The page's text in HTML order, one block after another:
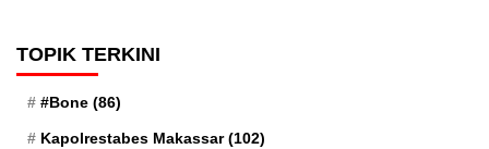
TOPIK TERKINI
#Bone (86)
Kapolrestabes Makassar(102)